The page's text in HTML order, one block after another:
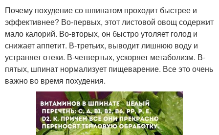
Почему похудение со шпинатом проходит быстрее и
эффективнее? Во-первых, этот листовой овощ содержит
мало калорий. Во-вторых, он быстро утоляет голод и
снижает аппетит. В-третьих, выводит лишнюю воду и
устраняет отеки. В-четвертых, ускоряет метаболизм. В-
пятых, шпинат нормализует пищеварение. Все это очень
важно во время похудения.